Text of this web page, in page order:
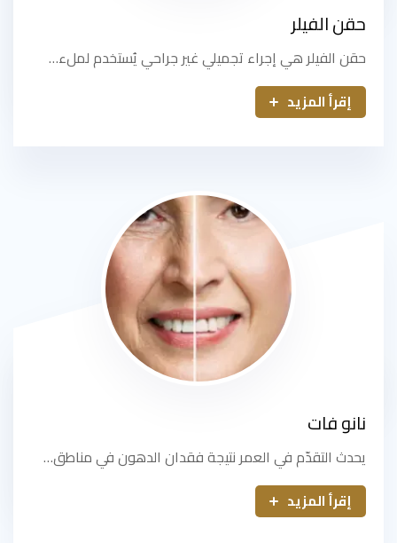
حقن الفيلر
حقن الفيلر هي إجراء تجميلي غير جراحي يُستخدم لملء…
إقرأ المزيد
نانو فات
يحدث التقدّم في العمر نتيجة فقدان الدهون في مناطق…
إقرأ المزيد